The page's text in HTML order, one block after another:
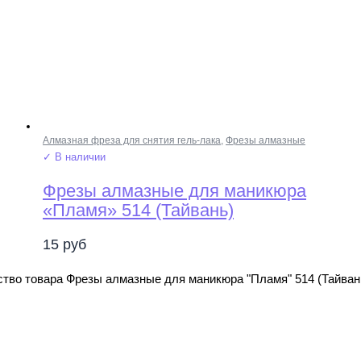
Алмазная фреза для снятия гель-лака, Фрезы алмазные
✓ В наличии
Фрезы алмазные для маникюра
«Пламя» 514 (Тайвань)
15 руб
товара Фрезы алмазные для маникюра "Пламя" 514